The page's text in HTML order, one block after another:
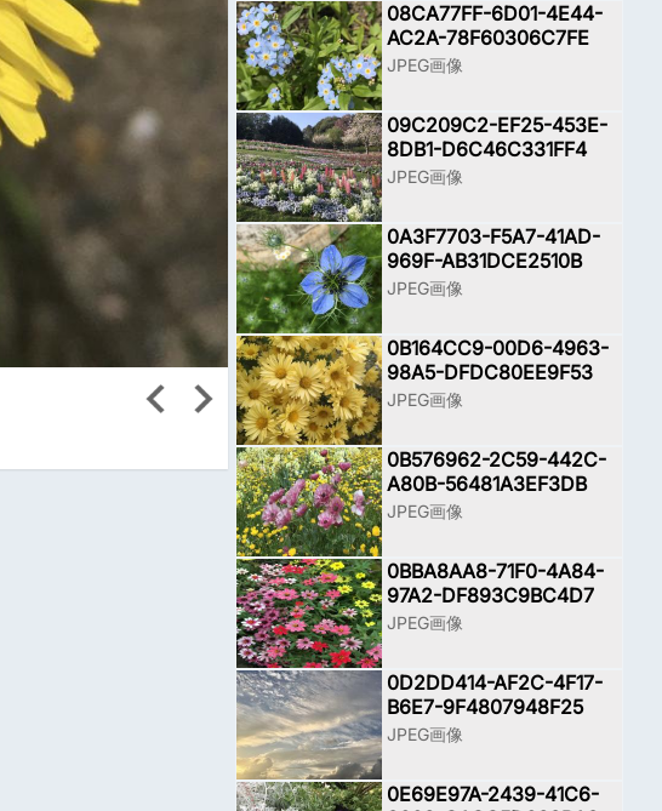
08CA77FF-6D01-4E44-
AC2A-78F60306C7FE
JPEG画像
09C209C2-EF25-453E-
8DB1-D6C46C331FF4
JPEG画像
0A3F7703-F5A7-41AD-
969F-AB31DCE2510B
JPEG画像
0B164CC9-00D6-4963-
98A5-DFDC80EE9F53
JPEG画像
0B576962-2C59-442C-
A80B-56481A3EF3DB
JPEG画像
0BBA8AA8-71F0-4A84-
97A2-DF893C9BC4D7
JPEG画像
0D2DD414-AF2C-4F17-
B6E7-9F4807948F25
JPEG画像
0E69E97A-2439-41C6-